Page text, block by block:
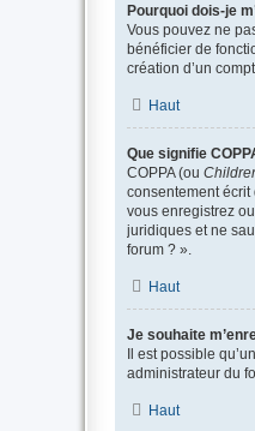
Pourquoi dois-je
Vous pouvez ne
bénéficier de
création d’un
Haut
Que signifie
COPPA (ou
consentement écrit
vous enregistrez
juridiques et ne
forum ? ».
Haut
Je souhaite
Il est possible
administrateur du
Haut